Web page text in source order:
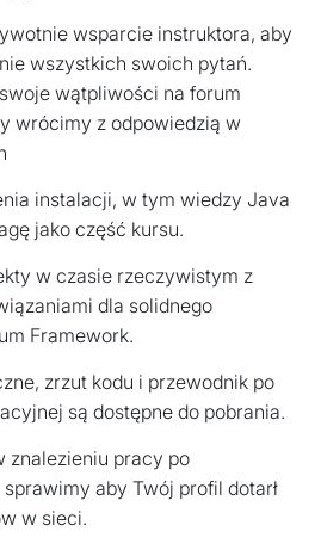
wsparcie instruktora, aby
wszystkich swoich pytań.
wątpliwości na forum
wrócimy z odpowiedzią w
instalacji, w tym wiedzy Java
jako część kursu.
w czasie rzeczywistym z
dla solidnego
Framework.
zrzut kodu i przewodnik po
są dostępne do pobrania.
znalezieniu pracy po
aby Twój profil dotarł
w sieci.